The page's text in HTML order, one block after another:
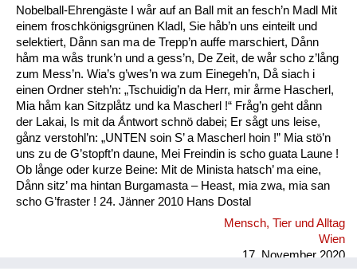
Nobelball-Ehrengäste I wår auf an Ball mit an fesch’n Madl Mit
einem froschkönigsgrünen Kladl, Sie håb’n uns einteilt und
selektiert, Dånn san ma de Trepp’n auffe marschiert, Dånn
håm ma wås trunk’n und a gess’n, De Zeit, de wår scho z’lång
zum Mess’n. Wia’s g’wes’n wa zum Einegeh’n, Då siach i
einen Ordner steh’n: „Tschuidig’n da Herr, mir årme Hascherl,
Mia håm kan Sitzplåtz und ka Mascherl !“ Fråg’n geht dånn
der Lakai, Is mit da Ǻntwort schnö dabei; Er sågt uns leise,
gånz verstohl’n: „UNTEN soin S’ a Mascherl hoin !” Mia stö’n
uns zu de G’stopft’n daune, Mei Freindin is scho guata Laune !
Ob långe oder kurze Beine: Mit de Minista hatsch’ ma eine,
Dånn sitz’ ma hintan Burgamasta – Heast, mia zwa, mia san
scho G’fraster ! 24. Jänner 2010 Hans Dostal
Mensch, Tier und Alltag
Wien
17. November 2020